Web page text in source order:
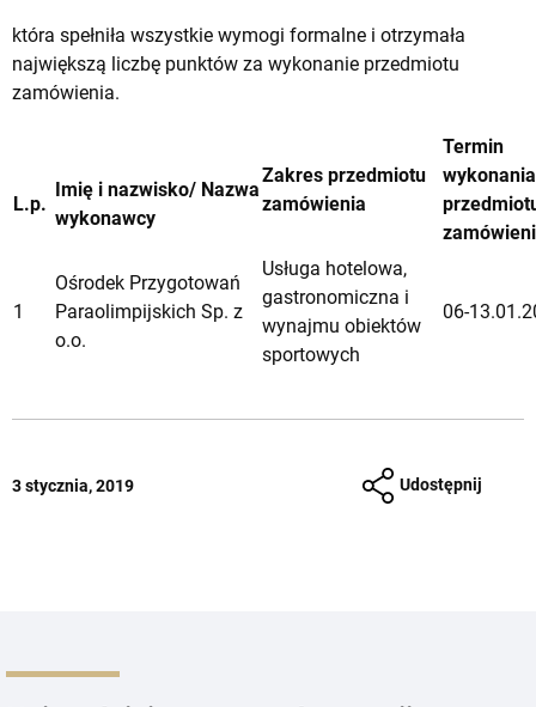
która spełniła wszystkie wymogi formalne i otrzymała
największą liczbę punktów za wykonanie przedmiotu
zamówienia.
L.p.
Imię i nazwisko/ Nazwa
wykonawcy
Zakres przedmiotu
zamówienia
Termin
wykonania
1
Ośrodek Przygotowań
Paraolimpijskich Sp. z
o.o.
Usługa hotelowa,
gastronomiczna i
wynajmu obiektów
sportowych
06-
3 stycznia, 2019 Udostępnij